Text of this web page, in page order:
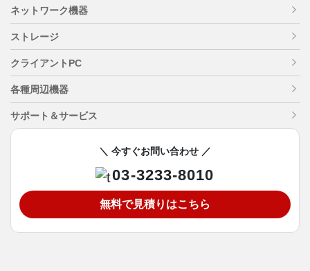
ネットワーク機器
ストレージ
クライアントPC
各種周辺機器
サポート＆サービス
＼ 今すぐお問い合わせ ／
03-3233-8010
無料で見積りはこちら